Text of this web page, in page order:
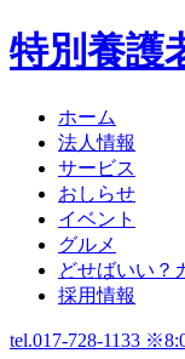
特別養護
ホーム
法人情報
サービス
おしらせ
イベント
グルメ
どせばいい？
採用情報
tel.017-728-1133